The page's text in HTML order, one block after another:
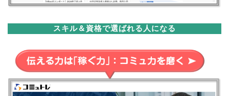
スキル＆資格で選ばれる人になる